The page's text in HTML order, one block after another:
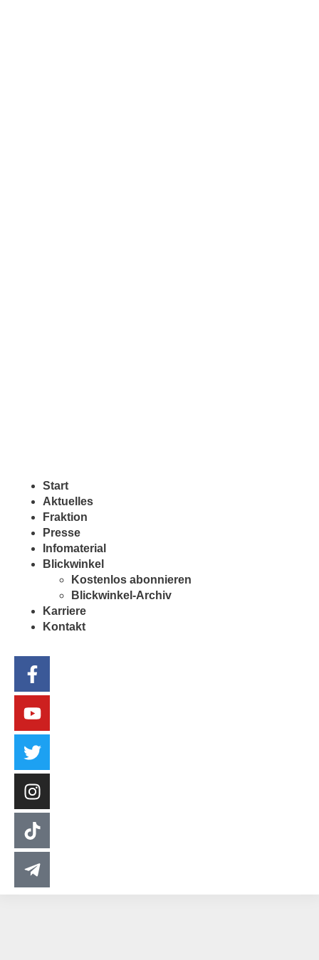
Start
Aktuelles
Fraktion
Presse
Infomaterial
Blickwinkel
Kostenlos abonnieren
Blickwinkel-Archiv
Karriere
Kontakt